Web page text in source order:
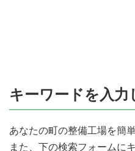
キーワードを入
あなたの町の整備工場を簡
また、下の検索フォームに